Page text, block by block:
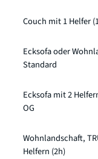
Couch mit 1 Helfer
Ecksofa oder
Standard
Ecksofa mit 2
OG
Wohnlandschaft,
Helfern (2h)